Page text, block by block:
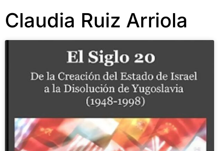
Claudia Ruiz Arriola